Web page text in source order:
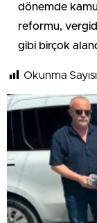
dönemde
reformu,
gibi birçok
Okunma